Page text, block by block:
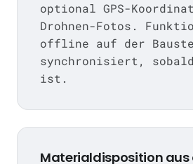
optional GPS-
Drohnen-Fotos.
offline auf der
synchronisiert, sobald
ist.
Materialdisposition aus